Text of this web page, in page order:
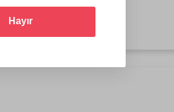
kaldım.
Hayır